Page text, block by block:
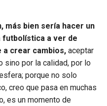
más bien sería hacer un
futbolística a ver de
crear cambios, aceptar
sino por la calidad, por lo
porque no solo
creo que pasa en muchas
es un momento de